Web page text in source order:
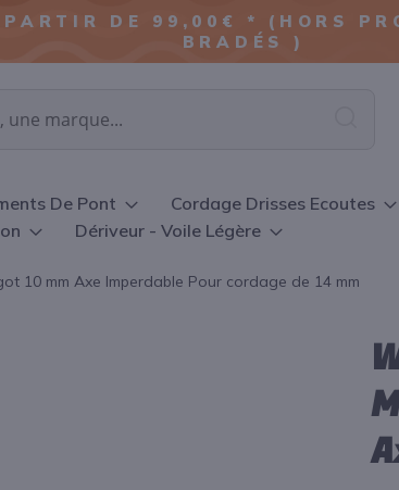
ALLER
AU
CONTENU
DE 99,00€ * (HORS
BRADÉS )
De Pont Cordage Drisses Ecoutes
Dériveur - Voile Légère
10 mm Axe Imperdable Pour cordage de 14 mm